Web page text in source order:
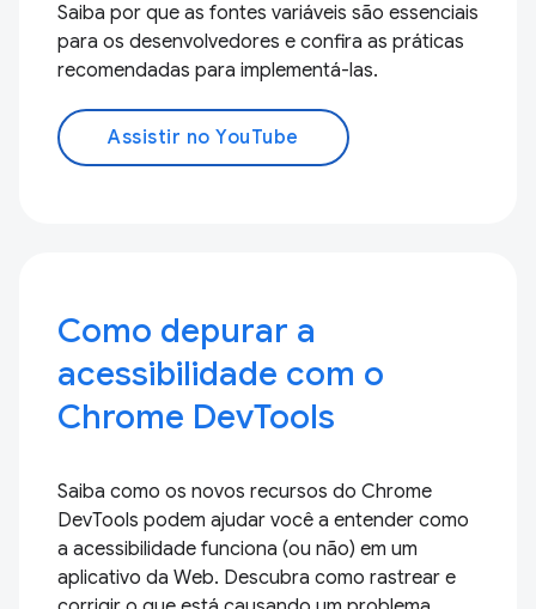
Saiba por que as fontes variáveis são essenciais
para os desenvolvedores e confira as práticas
recomendadas para implementá-las.
Assistir no YouTube
Como depurar a
acessibilidade com o
Chrome DevTools
Saiba como os novos recursos do Chrome
DevTools podem ajudar você a entender como
a acessibilidade funciona (ou não) em um
aplicativo da Web. Descubra como rastrear e